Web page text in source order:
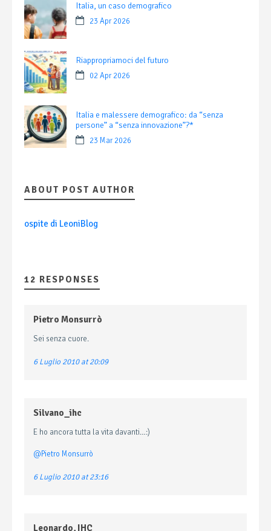
Italia, un caso demografico
23 Apr 2026
Riappropriamoci del futuro
02 Apr 2026
Italia e malessere demografico: da “senza
persone” a “senza innovazione”?*
23 Mar 2026
ABOUT POST AUTHOR
ospite di LeoniBlog
12 RESPONSES
Pietro Monsurrò
Sei senza cuore.
6 Luglio 2010 at 20:09
Silvano_ihc
E ho ancora tutta la vita davanti…:)
@Pietro Monsurrò
6 Luglio 2010 at 23:16
Leonardo, IHC